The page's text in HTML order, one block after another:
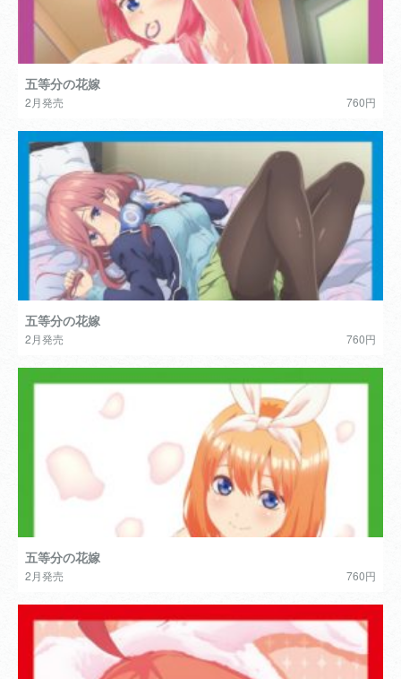
五等分の花嫁
2月発売 760円
五等分の花嫁
2月発売 760円
五等分の花嫁
2月発売 760円